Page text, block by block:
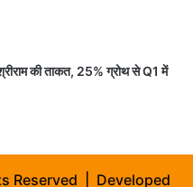
की ताकत, 25% ग्रोथ से Q1 में
Reserved | Developed